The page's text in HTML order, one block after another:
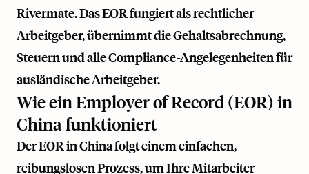
Rivermate. Das EOR fungiert als rechtlicher
Arbeitgeber, übernimmt die Gehaltsabrechnung,
Steuern und alle Compliance-Angelegenheiten für
ausländische Arbeitgeber.
Wie ein Employer of Record (EOR) in
China funktioniert
Der EOR in China folgt einem einfachen,
reibungslosen Prozess, um Ihre Mitarbeiter